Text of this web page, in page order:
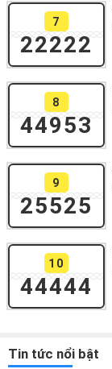
7
22222
8
44953
9
25525
10
44444
Tin tức nổi bật